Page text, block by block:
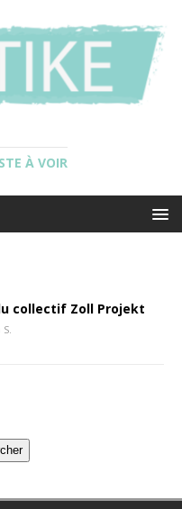
À VOIR
collectif Zoll Projekt